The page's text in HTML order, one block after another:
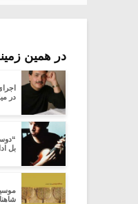
در همین
در
بل